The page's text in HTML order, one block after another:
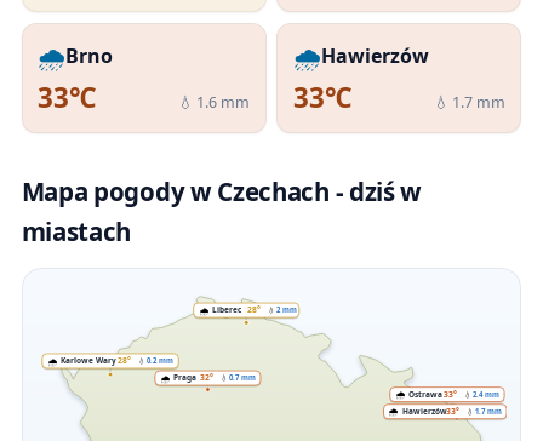
🌧️Brno
33℃ 💧 1.6 mm
🌧️Hawierzów
33℃ 💧 1.7 mm
Mapa pogody w Czechach - dziś w
miastach
🌧️ Praga 32° 💧 0.7 mm
🌧️ Liberec 28° 💧 2 mm
🌧️ Karlowe Wary28° 💧 0.2 mm
🌧️ Ostrawa33° 💧 2.4 mm
🌧️ Hawierzów33° 💧 1.7 mm